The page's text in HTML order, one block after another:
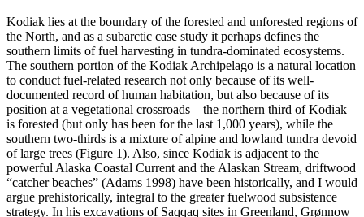
Kodiak lies at the boundary of the forested and unforested regions of
the North, and as a subarctic case study it perhaps defines the
southern limits of fuel harvesting in tundra-dominated ecosystems.
The southern portion of the Kodiak Archipelago is a natural location
to conduct fuel-related research not only because of its well-
documented record of human habitation, but also because of its
position at a vegetational crossroads—the northern third of Kodiak
is forested (but only has been for the last 1,000 years), while the
southern two-thirds is a mixture of alpine and lowland tundra devoid
of large trees (Figure 1). Also, since Kodiak is adjacent to the
powerful Alaska Coastal Current and the Alaskan Stream, driftwood
“catcher beaches” (Adams 1998) have been historically, and I would
argue prehistorically, integral to the greater fuelwood subsistence
strategy. In his excavations of Saqqaq sites in Greenland, Grønnow